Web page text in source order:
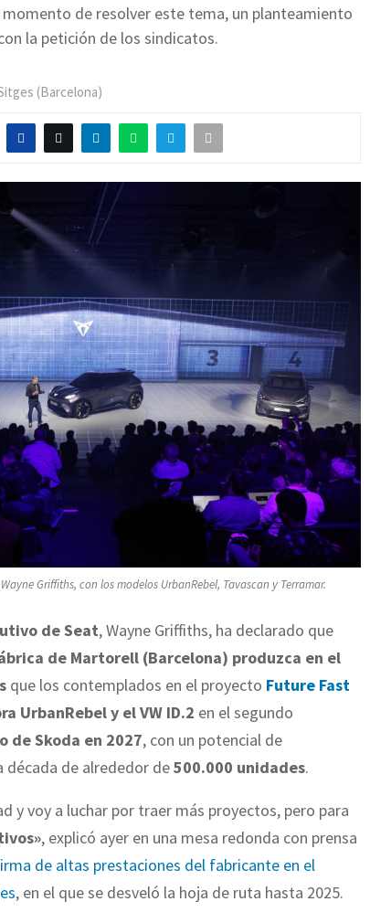
de resolver este tema, un planteamiento
la petición de los sindicatos.
(Barcelona)
Griffiths, con los modelos UrbanRebel, Tavascan y Terramar.
de Seat, Wayne Griffiths, ha declarado que
de Martorell (Barcelona) produzca en el
que los contemplados en el proyecto Future Fast
UrbanRebel y el VW ID.2 en el segundo
de Skoda en 2027, con un potencial de
década de alrededor de500.000 unidades.
y voy a luchar por traer más proyectos, pero para
, explicó ayer en una mesa redonda con prensa
de altas prestaciones del fabricante en el
, en el que se desveló la hoja de ruta hasta 2025.